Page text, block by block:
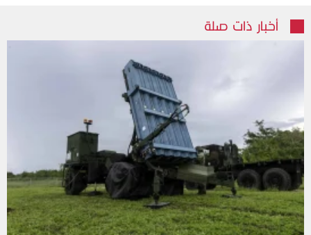
أخبار ذات صلة